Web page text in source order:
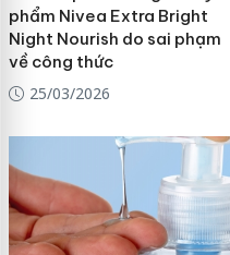
phẩm Nivea Extra Bright
Night Nourish do sai phạm
về công thức
25/03/2026